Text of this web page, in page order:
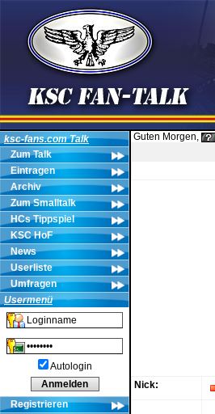
ksc-fans.com Talk
Zum Talk
Eintragen
Archiv
Zum Smalltalk
HCs Tippspiel
KSC HoF
News
Userliste
Umfragen
Usermenü
Autologin
Registrieren
Guten Morgen,
Nick: